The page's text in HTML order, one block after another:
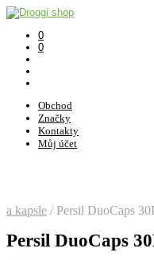
0
0
Obchod
Značky
Kontakty
Můj účet
a kapsle /Persil DuoCaps
Persil DuoCaps